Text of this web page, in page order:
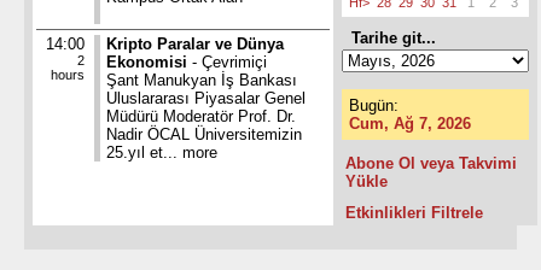
14:00
2
hours
Kripto Paralar ve Dünya
Ekonomisi - Çevrimiçi
Şant Manukyan İş Bankası
Uluslararası Piyasalar Genel
Müdürü Moderatör Prof. Dr.
Nadir ÖCAL Üniversitemizin
25.yıl et... more
Tarihe git...
Bugün:
Cum, Ağ 7, 2026
Abone Ol veya Takvimi
Yükle
Etkinlikleri Filtrele